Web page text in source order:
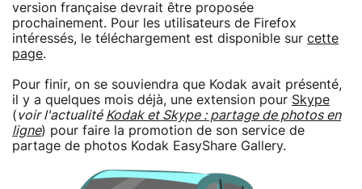
version française devrait être proposée
prochainement. Pour les utilisateurs de Firefox
intéressés, le téléchargement est disponible sur cette
page.
Pour finir, on se souviendra que Kodak avait présenté,
il y a quelques mois déjà, une extension pour Skype
(voir l'actualité Kodak et Skype : partage de photos en
ligne) pour faire la promotion de son service de
partage de photos Kodak EasyShare Gallery.